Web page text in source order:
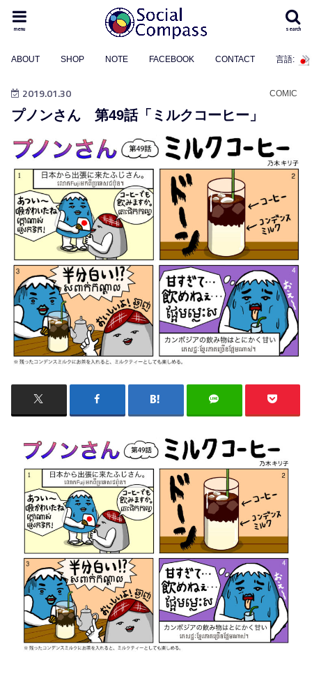
search
menu
ABOUT SHOP NOTE FACEBOOK CONTACT 言語:
COMIC
2019.01.30
プノンさん 第49話「ミルクコーヒー」